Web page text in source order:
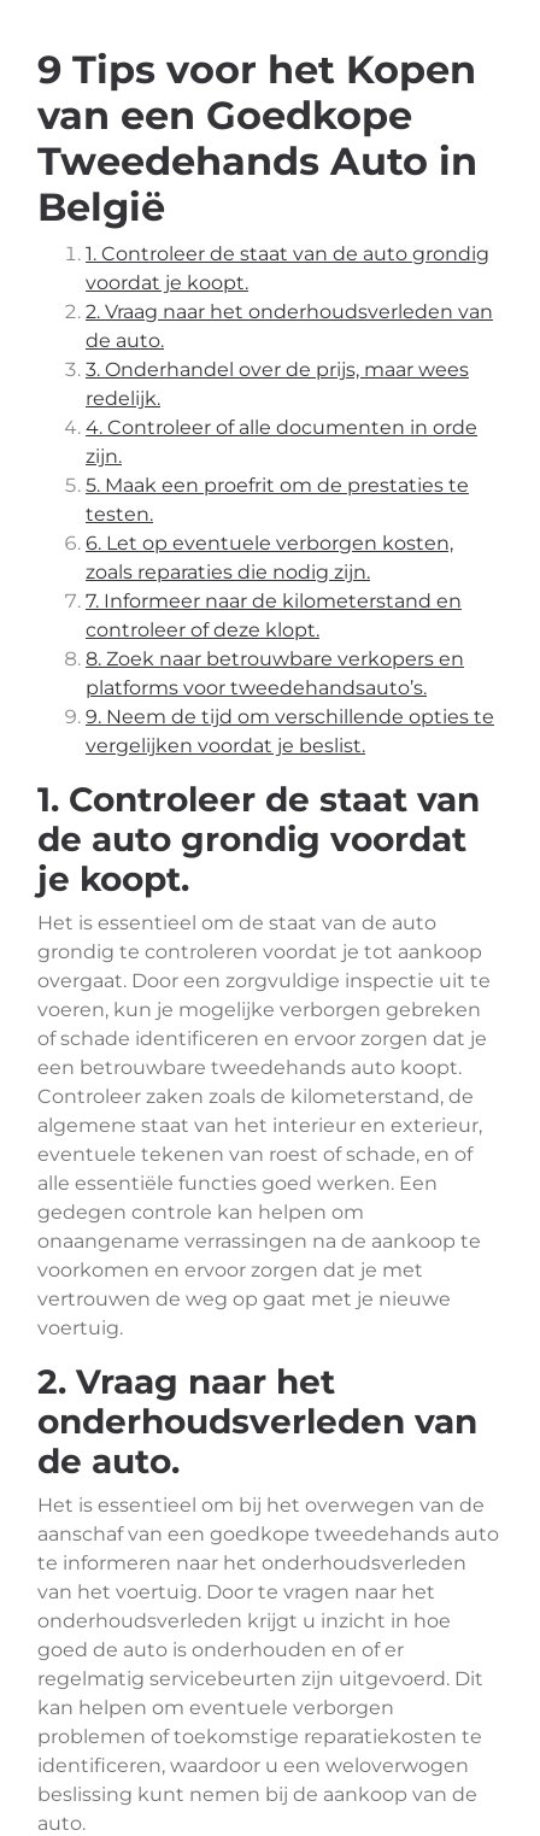
9 Tips voor het Kopen
van een Goedkope
Tweedehands Auto in
België
1. Controleer de staat van de auto grondig
voordat je koopt.
2. Vraag naar het onderhoudsverleden van
de auto.
3. Onderhandel over de prijs, maar wees
redelijk.
4. Controleer of alle documenten in orde
zijn.
5. Maak een proefrit om de prestaties te
testen.
6. Let op eventuele verborgen kosten,
zoals reparaties die nodig zijn.
7. Informeer naar de kilometerstand en
controleer of deze klopt.
8. Zoek naar betrouwbare verkopers en
platforms voor tweedehandsauto’s.
9. Neem de tijd om verschillende opties te
vergelijken voordat je beslist.
1. Controleer de staat van
de auto grondig voordat
je koopt.
Het is essentieel om de staat van de auto
grondig te controleren voordat je tot aankoop
overgaat. Door een zorgvuldige inspectie uit te
voeren, kun je mogelijke verborgen gebreken
of schade identificeren en ervoor zorgen dat je
een betrouwbare tweedehands auto koopt.
Controleer zaken zoals de kilometerstand, de
algemene staat van het interieur en exterieur,
eventuele tekenen van roest of schade, en of
alle essentiële functies goed werken. Een
gedegen controle kan helpen om
onaangename verrassingen na de aankoop te
voorkomen en ervoor zorgen dat je met
vertrouwen de weg op gaat met je nieuwe
voertuig.
2. Vraag naar het
onderhoudsverleden van
de auto.
Het is essentieel om bij het overwegen van de
aanschaf van een goedkope tweedehands auto
te informeren naar het onderhoudsverleden
van het voertuig. Door te vragen naar het
onderhoudsverleden krijgt u inzicht in hoe
goed de auto is onderhouden en of er
regelmatig servicebeurten zijn uitgevoerd. Dit
kan helpen om eventuele verborgen
problemen of toekomstige reparatiekosten te
identificeren, waardoor u een weloverwogen
beslissing kunt nemen bij de aankoop van de
auto.